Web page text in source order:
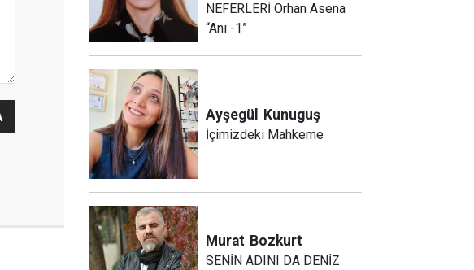
NEFERLERİ Orhan Asena
“Anı -1”
Ayşegül Kunuguş
İçimizdeki Mahkeme
Murat Bozkurt
SENİN ADINI DA DENİZ